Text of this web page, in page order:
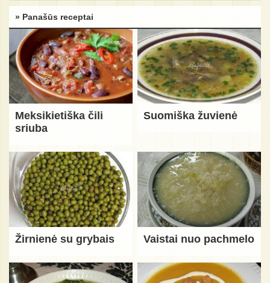
» Panašūs receptai
Meksikietiška čili
sriuba
Suomiška žuvienė
Žirnienė su grybais Vaistai nuo pachmelo